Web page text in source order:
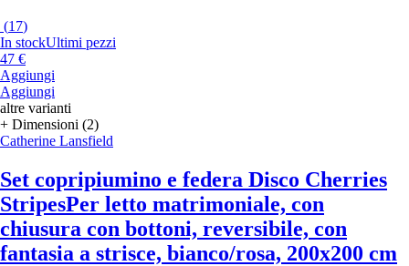
(17)
In stockUltimi pezzi
47 €
Aggiungi
Aggiungi
altre varianti
+ Dimensioni (2)
Catherine Lansfield
Set copripiumino e federa Disco Cherries
StripesPer letto matrimoniale, con
chiusura con bottoni, reversibile, con
fantasia a strisce, bianco/rosa, 200x200 cm